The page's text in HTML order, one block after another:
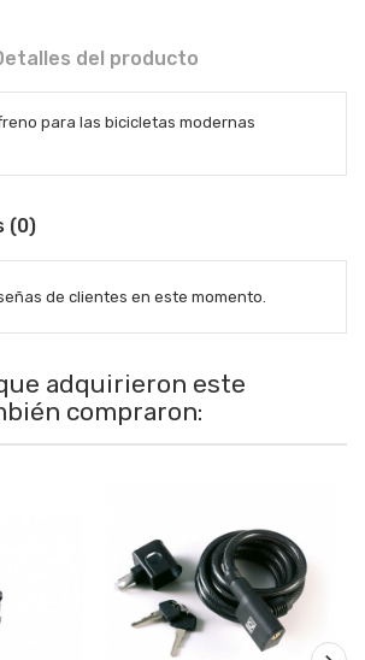
del producto
para las bicicletas modernas
(0)
de clientes en este momento.
adquirieron este
compraron: